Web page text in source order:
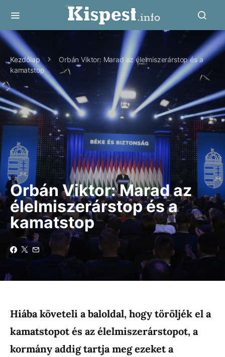
Kezdőlap
Orbán Viktor: Marad az élelmiszerárstop és a
kamatstop
Orbán Viktor: Marad az
élelmiszerárstop és a
kamatstop
Hiába követeli a baloldal, hogy töröljék el a
kamatstopot és az élelmiszerárstopot, a
kormány addig tartja meg ezeket a